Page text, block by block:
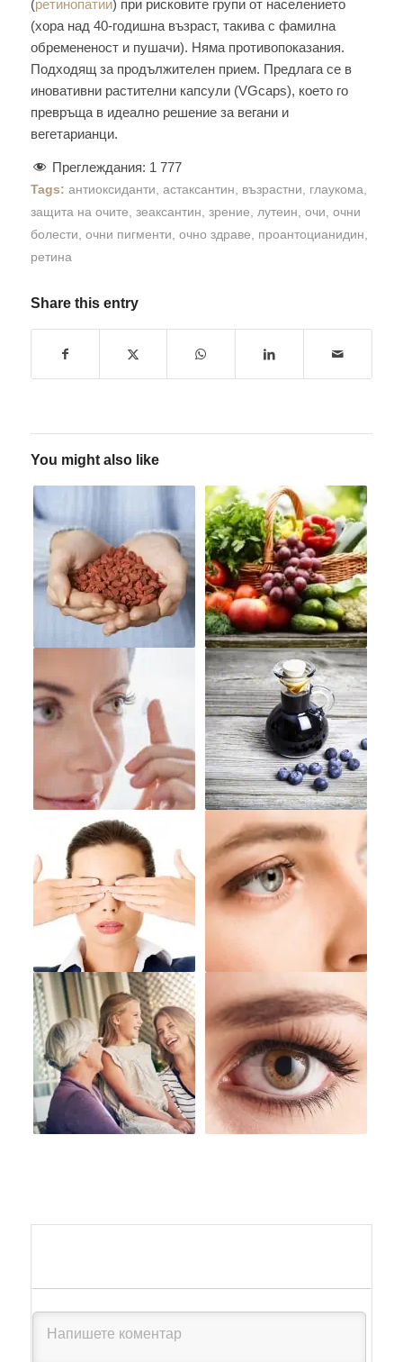
(ретинопатии) при рисковите групи от населението
(хора над 40-годишна възраст, такива с фамилна
обремененост и пушачи). Няма противопоказания.
Подходящ за продължителен прием. Предлага се в
иновативни растителни капсули (VGcaps), което го
превръща в идеално решение за вегани и
вегетарианци.
Преглеждания: 1 777
Tags: антиоксиданти астаксантин възрастни глаукома
защита на очите зеаксантин зрение лутеин очи очни
болести очни пигменти очно здраве проантоцианидин
ретина
Share this entry
You might also like